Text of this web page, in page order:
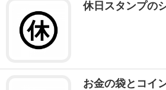
休日スタンプの
お金の袋とコイ